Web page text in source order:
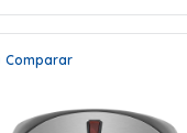
Comparar